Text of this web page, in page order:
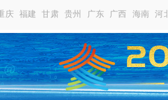
庆 福建 甘肃 贵州 广东 广西 海南 河